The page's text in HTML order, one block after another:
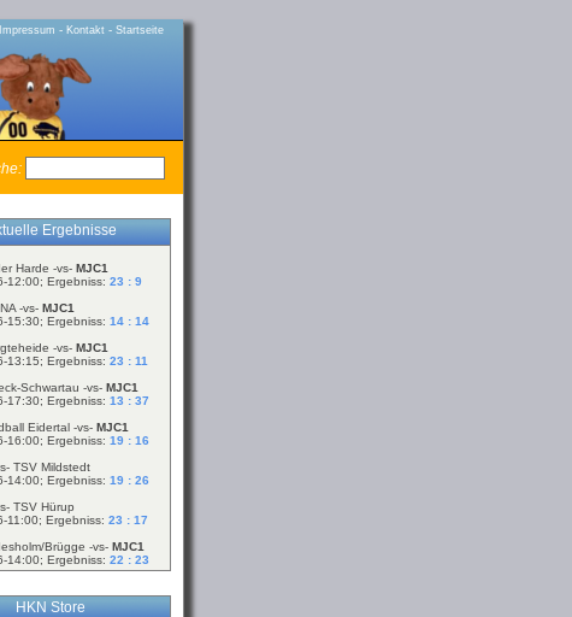
Impressum - Kontakt - Startseite
Ergebnisse
Harde -vs- MJC1
12:00; Ergebniss: 23 : 9
-vs- MJC1
15:30; Ergebniss: 14 : 14
-vs- MJC1
13:15; Ergebniss: 23 : 11
Schwartau -vs- MJC1
17:30; Ergebniss: 13 : 37
Eidertal -vs- MJC1
16:00; Ergebniss: 19 : 16
TSV Mildstedt
14:00; Ergebniss: 19 : 26
TSV Hürup
11:00; Ergebniss: 23 : 17
Brügge -vs- MJC1
14:00; Ergebniss: 22 : 23
HKN Store